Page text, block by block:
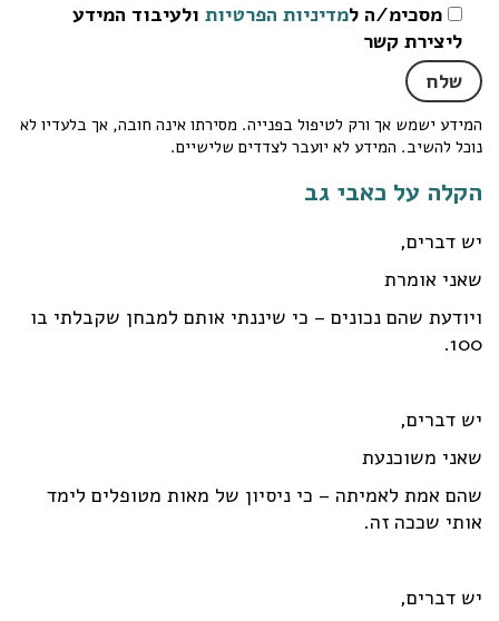
מסכימ/ה למדיניות הפרטיות ולעיבוד המידע
ליצירת קשר
המידע ישמש אך ורק לטיפול בפנייה. מסירתו אינה חובה, אך בלעדיו לא
נוכל להשיב. המידע לא יועבר לצדדים שלישיים.
הקלה על כאבי גב
יש דברים,
שאני אומרת
ויודעת שהם נכונים – כי שיננתי אותם למבחן שקבלתי בו
100.
יש דברים,
שאני משוכנעת
שהם אמת לאמיתה – כי ניסיון של מאות מטופלים לימד
אותי שככה זה.
יש דברים,